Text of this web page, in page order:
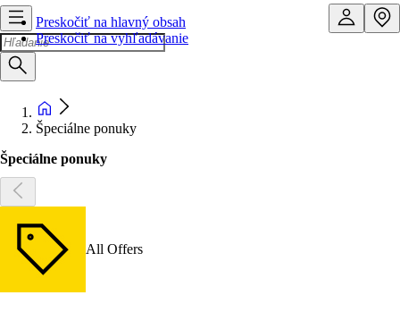
Preskočiť na hlavný obsah
Preskočiť na vyhľadávanie
Špeciálne ponuky
Špeciálne ponuky
All Offers